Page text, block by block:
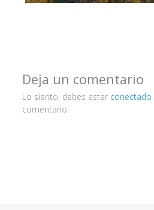
Deja un comentario
Lo siento, debes estar conectado
comentario.